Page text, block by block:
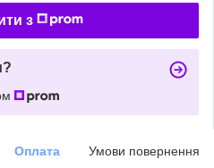
з
Оплата Умови повернення